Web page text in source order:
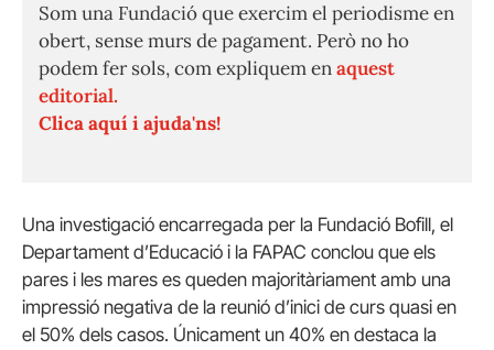
Som una Fundació que exercim el periodisme en
obert, sense murs de pagament. Però no ho
podem fer sols, com expliquem enaquest
editorial.
Clica aquí i ajuda'ns!
Una investigació encarregada per la Fundació Bofill, el
Departament d’Educació i la FAPAC conclou que els
pares i les mares es queden majoritàriament amb una
impressió negativa de la reunió d’inici de curs quasi en
el 50% dels casos. Únicament un 40% en destaca la